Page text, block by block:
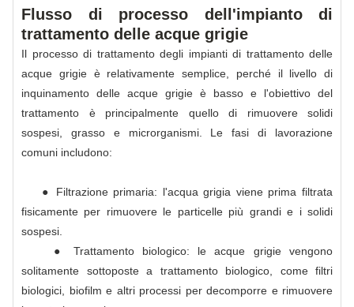
Flusso di processo dell'impianto di
trattamento delle acque grigie
Il processo di trattamento degli impianti di trattamento delle
acque grigie è relativamente semplice, perché il livello di
inquinamento delle acque grigie è basso e l'obiettivo del
trattamento è principalmente quello di rimuovere solidi
sospesi, grasso e microrganismi. Le fasi di lavorazione
comuni includono:
● Filtrazione primaria: l'acqua grigia viene prima filtrata
fisicamente per rimuovere le particelle più grandi e i solidi
sospesi.
● Trattamento biologico: le acque grigie vengono
solitamente sottoposte a trattamento biologico, come filtri
biologici, biofilm e altri processi per decomporre e rimuovere